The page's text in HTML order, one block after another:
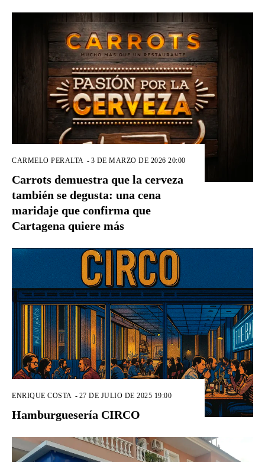
CARMELO PERALTA - 3 DE MARZO DE 2026 20:00
Carrots demuestra que la cerveza
también se degusta: una cena
maridaje que confirma que
Cartagena quiere más
ENRIQUE COSTA - 27 DE JULIO DE 2025 19:00
Hamburguesería CIRCO